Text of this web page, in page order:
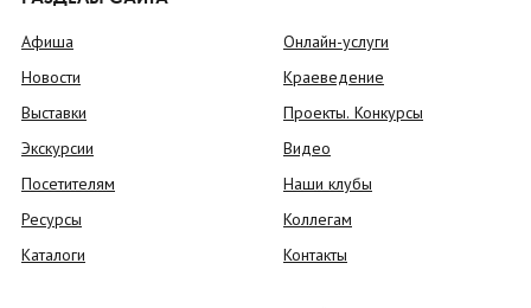
Афиша
Новости
Выставки
Экскурсии
Посетителям
Ресурсы
Каталоги
Онлайн-услуги
Краеведение
Проекты. Конкурсы
Видео
Наши клубы
Коллегам
Контакты